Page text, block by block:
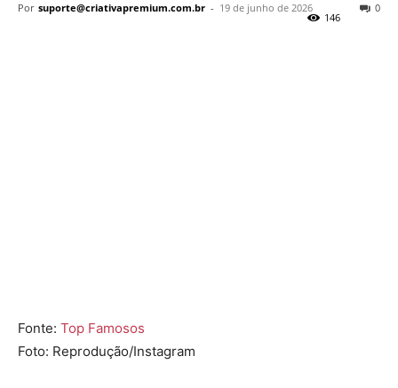
Por suporte@criativapremium.com.br - 19 de junho de 2026 0
146
Fonte: Top Famosos
Foto: Reprodução/Instagram